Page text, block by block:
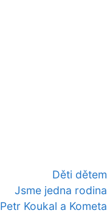
Děti dětem
Jsme jedna rodina
Petr Koukal a Kometa